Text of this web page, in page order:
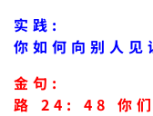
实践:
你如何向别人见
金句:
路 24: 48 你们